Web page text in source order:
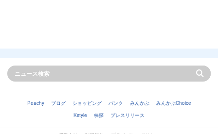
Peachy ブログ ショッピング バンク みんかぶ
みんかぶChoice
Kstyle
株探 プレスリリース